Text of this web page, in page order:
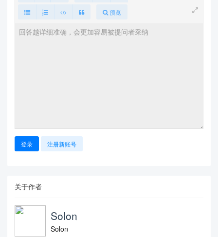
预览
登录 注册新账号
关于作者
Solon
Solon